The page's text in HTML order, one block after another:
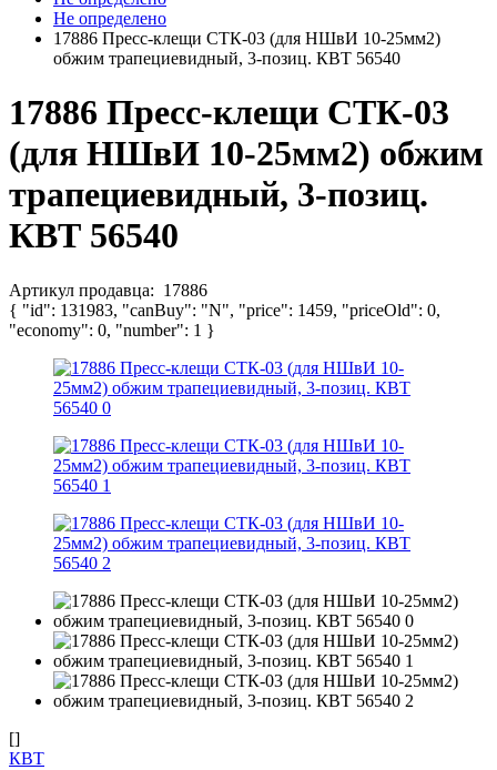
Не определено
17886 Пресс-клещи CТК-03 (для НШвИ 10-25мм2)
обжим трапециевидный, 3-позиц. КВТ 56540
17886 Пресс-клещи CТК-03
(для НШвИ 10-25мм2) обжим
трапециевидный, 3-позиц.
КВТ 56540
Артикул продавца: 17886
{ "id": 131983, "canBuy": "N", "price": 1459, "priceOld": 0,
"economy": 0, "number": 1 }
[]
КВТ